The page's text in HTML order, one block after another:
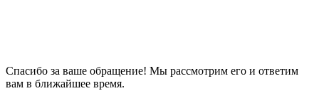
Спасибо за ваше обращение! Мы рассмотрим его и ответим
вам в ближайшее время.